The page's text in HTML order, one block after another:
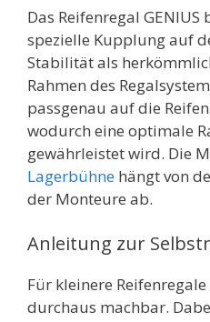
Das Reifenregal
spezielle Kupplung auf
Stabilität als
Rahmen des
passgenau auf die
wodurch eine optimale
gewährleistet wird. Die
Lagerbühne hängt von
der Monteure ab.
Anleitung zur
Für kleinere
durchaus machbar.